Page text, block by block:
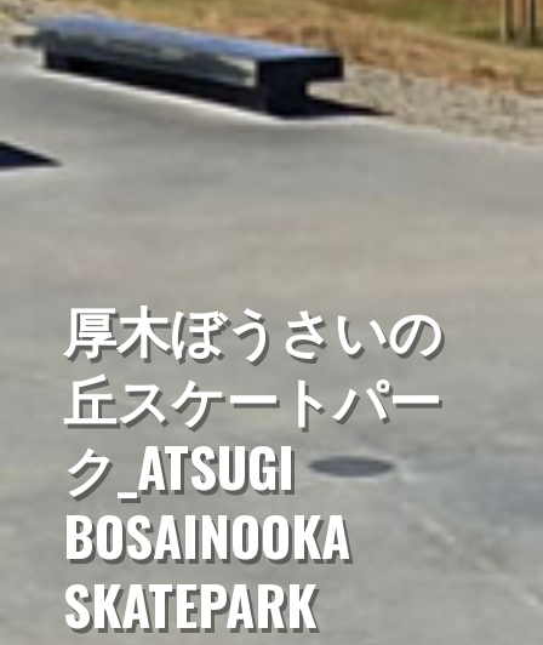
厚木ぼうさいの
丘スケートパー
ク_ATSUGI
BOSAINOOKA
SKATEPARK